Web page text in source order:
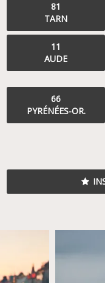
81
TARN
11
AUDE
66
PYRÉNÉES-OR.